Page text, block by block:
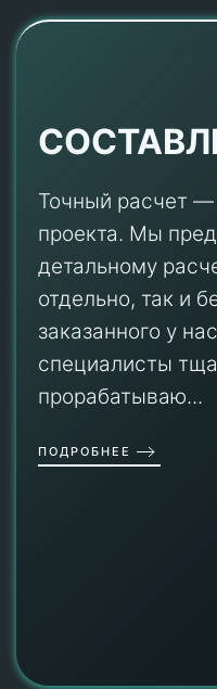
Точный расчет —
проекта. Мы
детальному
отдельно, так и
заказанного у
специалисты
прорабатываю...
ПОДРОБНЕЕ